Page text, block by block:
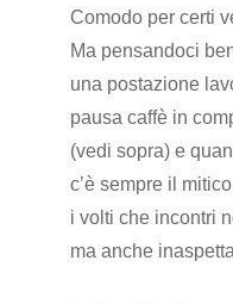
Comodo per certi
Ma pensandoci
una postazione
pausa caffè in
(vedi sopra) e
c’è sempre il
i volti che incontri
ma anche